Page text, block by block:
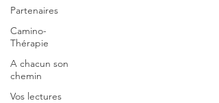
Partenaires
Camino-
Thérapie
A chacun son
chemin
Vos lectures